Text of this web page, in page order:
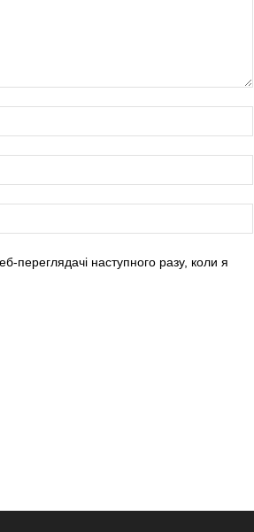
переглядачі наступного разу, коли я